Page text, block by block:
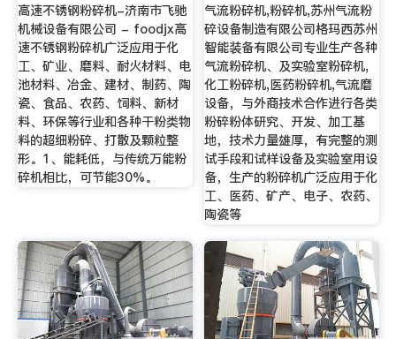
高速不锈钢粉碎机-济南市飞驰
机械设备有限公司 - foodjx高
速不锈钢粉碎机广泛应用于化
工、矿业、磨料、耐火材料、电
池材料、冶金、建材、制药、陶
瓷、食品、农药、饲料、新材
料、环保等行业和各种干粉类物
料的超细粉碎、打散及颗粒整
形。1、能耗低，与传统万能粉
碎机相比，可节能30%。
气流粉碎机,粉碎机,苏州气流粉
碎设备制造有限公司格玛西苏州
智能装备有限公司专业生产各种
气流粉碎机、及实验室粉碎机,
化工粉碎机,医药粉碎机,气流磨
设备，与外商技术合作进行各类
粉碎粉体研究、开发、加工基
地，技术力量雄厚，有完整的测
试手段和试样设备及实验室用设
备，生产的粉碎机广泛应用于化
工、医药、矿产、电子、农药、
陶瓷等